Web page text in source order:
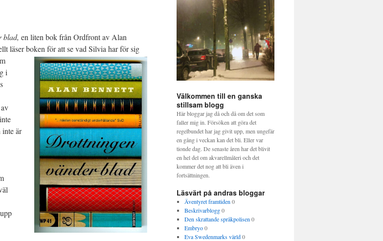
blad, en liten bok från Ordfront av Alan
läser boken för att se vad Silvia har för sig
i
inte är
Välkommen till en ganska
stillsam blogg
Här bloggar jag då och då om det som
faller mig in. Försöken att göra det
regelbundet har jag givit upp, men ungefär
en gång i veckan kan det bli. Eller var
tionde dag. De senaste åren har det blivit
en hel del om akvarellmåleri och det
kommer det nog att bli även i
fortsättningen.
Läsvärt på andras bloggar
Äventyret framtiden 0
Beskrivarblogg0
Den skrattande språkpolisen 0
Embryo0
Eva Swedenmarks värld0